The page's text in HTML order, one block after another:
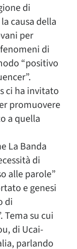
di
causa della
per
di
“positivo
ci ha invitato
promuovere
a quella
La Banda
di
alle parole”
e genesi
di
Tema su cui
di Ucai-
parlando